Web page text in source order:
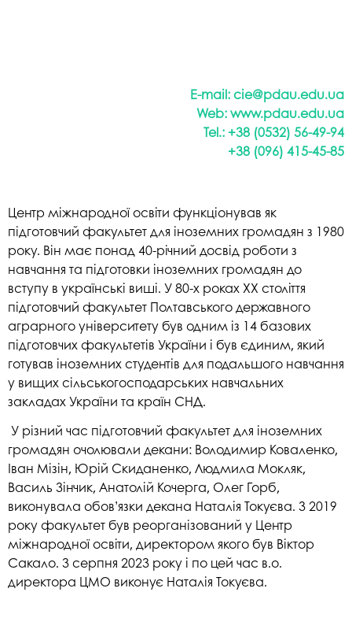
Е-mail:cie@pdau.edu.ua
Web:www.pdau.edu.ua
Tel.: +38 (0532) 56-49-94
+38 (096) 415-45-85
Центр міжнародної освіти функціонував як
підготовчий факультет для іноземних громадян з 1980
року. Він має понад 40-річний досвід роботи з
навчання та підготовки іноземних громадян до
вступу в українські виші. У 80-х роках XX століття
підготовчий факультет Полтавського державного
аграрного університету був одним із 14 базових
підготовчих факультетів України і був єдиним, який
готував іноземних студентів для подальшого навчання
у вищих сільськогосподарських навчальних
закладах України та країн СНД.
У різний час підготовчий факультет для іноземних
громадян очолювали декани: Володимир Коваленко,
Іван Мізін, Юрій Скиданенко, Людмила Мокляк,
Василь Зінчик, Анатолій Кочерга, Олег Горб,
виконувала обов’язки декана Наталія Токуєва. З 2019
року факультет був реорганізований у Центр
міжнародної освіти, директором якого був Віктор
Сакало. З серпня 2023 року і по цей час в.о.
директора ЦМО виконує Наталія Токуєва.